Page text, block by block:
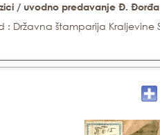
/ uvodno predavanje Đ.
: Državna štamparija Kraljevine